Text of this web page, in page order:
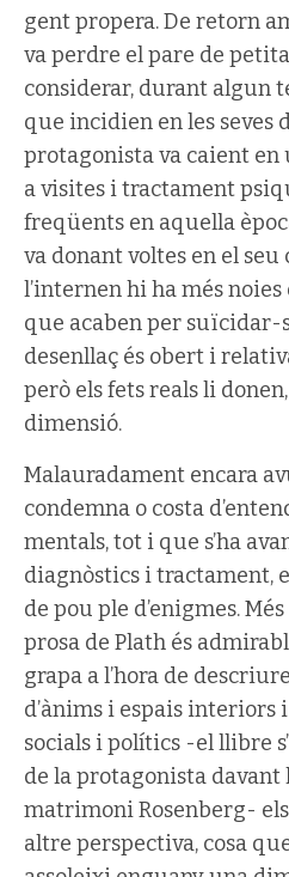
gent propera. De retorn
va perdre el pare de
considerar, durant algun
que incidien en les seves
protagonista va caient
a visites i tractament
freqüents en aquella
va donant voltes en el
l’internen hi ha més noies
que acaben per suïcidar-
desenllaç és obert i
però els fets reals li
dimensió.
Malauradament encara
condemna o costa
mentals, tot i que s’ha
diagnòstics i tractament,
de pou ple d’enigmes.
prosa de Plath és
grapa a l’hora de
d’ànims i espais interiors
socials i polítics -el llibre
de la protagonista davant
matrimoni Rosenberg-
altre perspectiva, cosa